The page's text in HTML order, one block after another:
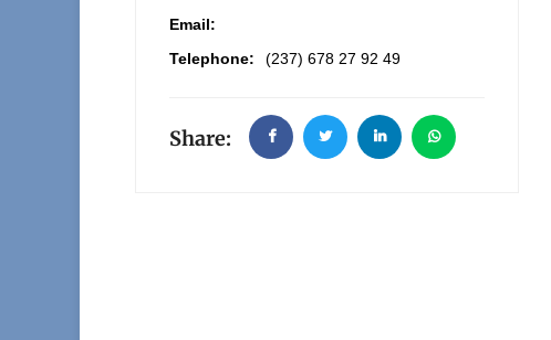
Email:
Telephone:
(237) 678 27 92 49
Share: